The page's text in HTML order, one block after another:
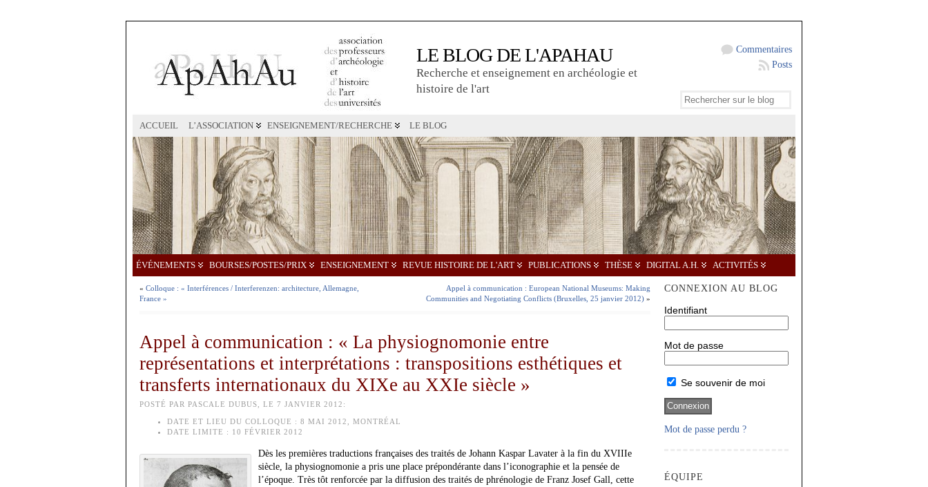
LE BLOG DE L'APAHAU
Recherche et enseignement en archéologie et
histoire de l'art
Commentaires
Posts
ACCUEIL L’ASSOCIATION ENSEIGNEMENT/RECHERCHE LE BLOG
ÉVÉNEMENTS BOURSES/POSTES/PRIX ENSEIGNEMENT REVUE HISTOIRE DE L'ART PUBLICATIONS THÈSE DIGITAL A.H. ACTIVITÉS
« Colloque : « Interférences / Interferenzen: architecture, Allemagne,
France »
Appel à communication : European National Museums: Making
Communities and Negotiating Conflicts (Bruxelles, 25 janvier 2012) »
Appel à communication : « La physiognomonie entre
représentations et interprétations : transpositions esthétiques et
transferts internationaux du XIXe au XXIe siècle »
POSTÉ PAR PASCALE DUBUS, LE 7 JANVIER 2012:
DATE ET LIEU DU COLLOQUE : 8 MAI 2012, MONTRÉAL
DATE LIMITE : 10 FÉVRIER 2012
Dès les premières traductions françaises des traités de Johann Kaspar Lavater à la fin du XVIIIe
siècle, la physiognomonie a pris une place prépondérante dans l’iconographie et la pensée de
l’époque. Très tôt renforcée par la diffusion des traités de phrénologie de Franz Josef Gall, cette
CONNEXION AU BLOG
Identifiant
Mot de passe
Se souvenir de moi
Mot de passe perdu ?
ÉQUIPE